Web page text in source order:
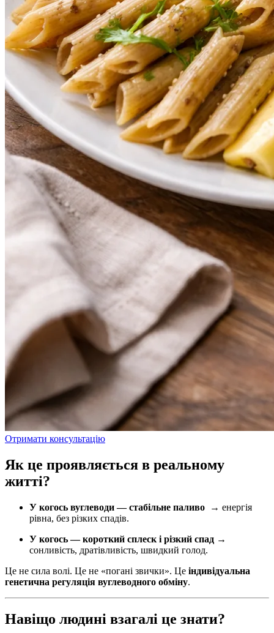
Отримати консультацію
Як це проявляється в реальному
житті?
У когось вуглеводи — стабільне паливо
→ енергія
рівна, без різких спадів.
У когось — короткий сплеск і різкий спад →
сонливість, дратівливість, швидкий голод.
Це не сила волі. Це не «погані звички». Це індивідуальна
генетична регуляція вуглеводного обміну.
Навіщо людині взагалі це знати?